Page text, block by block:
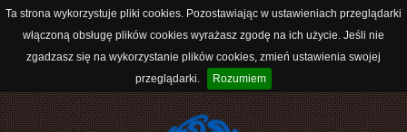
Ta strona wykorzystuje pliki cookies. Pozostawiając w ustawieniach przeglądarki
włączoną obsługę plików cookies wyrażasz zgodę na ich użycie. Jeśli nie
zgadzasz się na wykorzystanie plików cookies, zmień ustawienia swojej
przeglądarki.
Rozumiem